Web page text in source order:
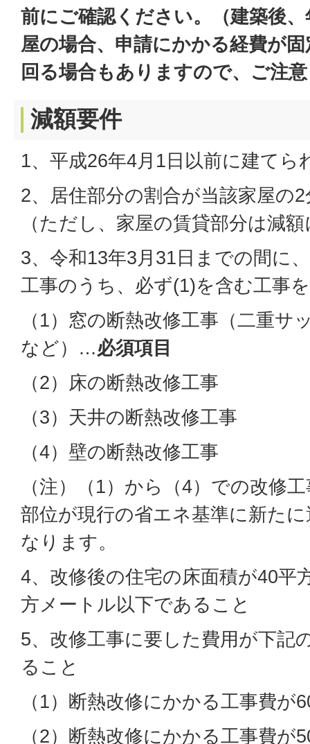
前にご確認ください。（建築後
屋の場合、申請にかかる経費が
回る場合もありますので、ご注
減額要件
1、平成26年4月1日以前に建てら
2、居住部分の割合が当該家屋の
（ただし、家屋の賃貸部分は減
3、令和13年3月31日までの間に
工事のうち、必ず(1)を含む工事
（1）窓の断熱改修工事（二重サ
など）…必須項目
（2）床の断熱改修工事
（3）天井の断熱改修工事
（4）壁の断熱改修工事
（注）（1）から（4）での改修
部位が現行の省エネ基準に新た
なります。
4、改修後の住宅の床面積が40平
方メートル以下であること
5、改修工事に要した費用が下記
ること
（1）断熱改修にかかる工事費が
（2）断熱改修にかかる工事費が